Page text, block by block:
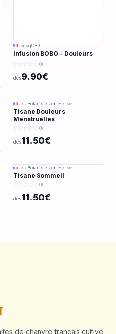
LecoqCBD
Infusion BOBO - Douleurs
menstruelles - 28g
(0)
dès9.90€
Les Botanistes en Herbe
Tisane Douleurs
Menstruelles
(0)
dès11.50€
Les Botanistes en Herbe
Tisane Sommeil
(0)
dès11.50€
de chanvre français cultivé